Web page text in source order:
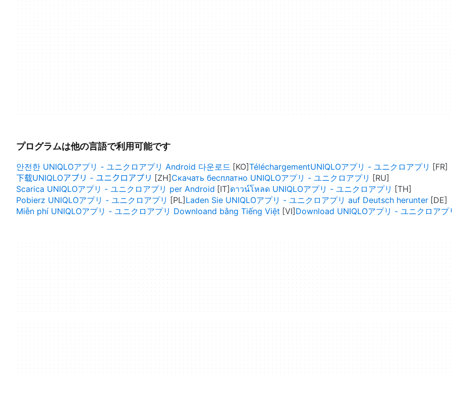
プログラムは他の言語で利用可能です
안전한 UNIQLOアプリ - ユニクロアプリ Android 다운로드
TéléchargementUNIQLOアプリ - ユニクロアプリ
下载UNIQLOアプリ - ユニクロアプリ
Скачать бесплатно UNIQLOアプリ - ユニクロアプリ
Scarica UNIQLOアプリ - ユニクロアプリ per Android
ดาวน์โหลด UNIQLOアプリ - ユニクロアプリ
Pobierz UNIQLOアプリ - ユニクロアプリ
Laden Sie UNIQLOアプリ - ユニクロアプリ auf Deutsch herunter
Miễn phí UNIQLOアプリ - ユニクロアプリ Downloand bằng Tiếng Việt
Download UNIQLOアプリ - ユニクロアプ